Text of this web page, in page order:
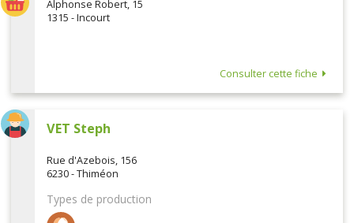
Alphonse Robert, 15
1315 - Incourt
Consulter cette fiche
VET Steph
Rue d'Azebois, 156
6230 - Thiméon
Types de production